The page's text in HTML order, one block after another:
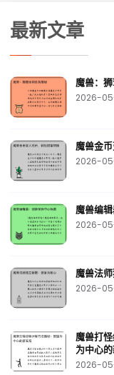
最新文章
魔兽：
2026-
魔兽金
2026-
魔兽编
2026-
魔兽法
2026-
魔兽打
为中心
2026-